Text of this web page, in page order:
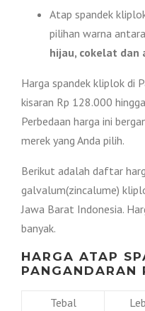
Atap spandek
pilihan warna
hijau, cokelat dan
Harga spandek kliplok di
kisaran Rp 128.000
Perbedaan harga ini
merek yang Anda pilih.
Berikut adalah daftar
galvalum(zincalume)
Jawa Barat Indonesia.
banyak.
HARGA ATAP
PANGANDARAN
Tebal